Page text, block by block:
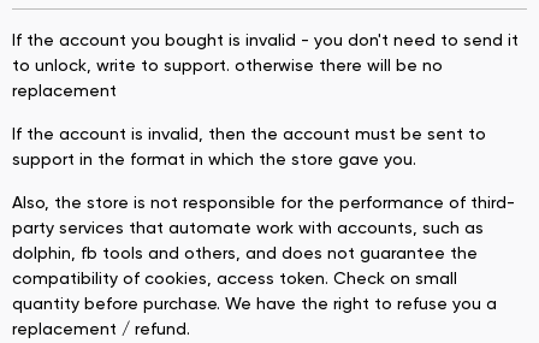
If the account you bought is invalid - you don't need to send it
to unlock, write to support. otherwise there will be no
replacement
If the account is invalid, then the account must be sent to
support in the format in which the store gave you.
Also, the store is not responsible for the performance of third-
party services that automate work with accounts, such as
dolphin, fb tools and others, and does not guarantee the
compatibility of cookies, access token. Check on small
quantity before purchase. We have the right to refuse you a
replacement / refund.